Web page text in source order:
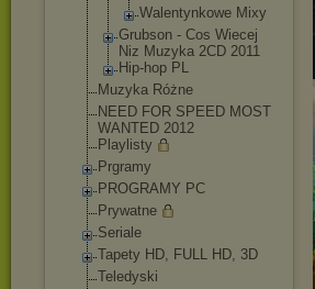
Walentynkowe Mixy
Grubson - Cos Wiecej
Niz Muzyka 2CD 2011
Hip-hop PL
Muzyka Różne
NEED FOR SPEED MOST
WANTED 2012
Playlisty
Prgramy
PROGRAMY PC
Prywatne
Seriale
Tapety HD, FULL HD, 3D
Teledyski